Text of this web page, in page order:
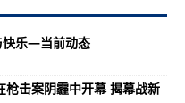
快乐—当前动态
枪击案阴霾中开幕 揭幕战新